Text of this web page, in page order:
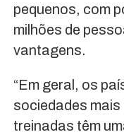
pequenos, com
milhões de
vantagens.
“Em geral, os
sociedades
treinadas têm